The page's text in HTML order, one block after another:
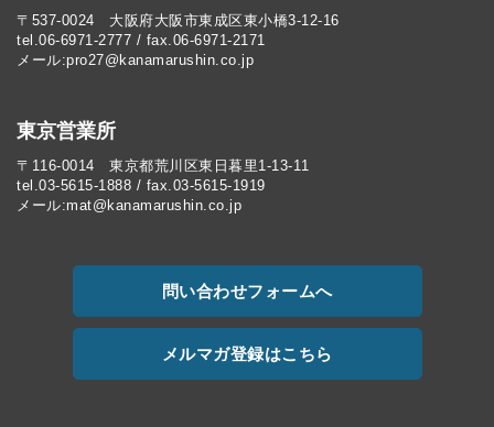
〒537-0024 大阪府大阪市東成区東小橋3-12-16
tel.06-6971-2777 / fax.06-6971-2171
メール:pro27@kanamarushin.co.jp​
東京営業所
〒116-0014 東京都荒川区東日暮里1-13-11
tel.03-5615-1888 / fax.03-5615-1919
メール:mat@kanamarushin.co.jp
問い合わせフォームへ
メルマガ登録はこちら